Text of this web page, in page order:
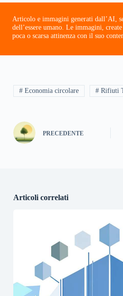
Articolo e immagini generati dall’AI,
dell’essere umano. Le immagini,
poca o scarsa attinenza con il suo
# Economia circolare # Rifiuti
PRECEDENTE
Articoli correlati